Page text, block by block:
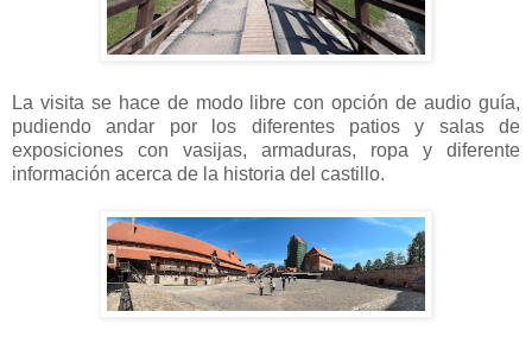
La visita se hace de modo libre con opción de audio guía,
pudiendo andar por los diferentes patios y salas de
exposiciones con vasijas, armaduras, ropa y diferente
información acerca de la historia del castillo.